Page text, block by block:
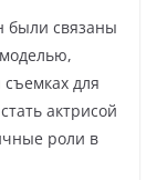
были связаны
для
актрисой
роли в